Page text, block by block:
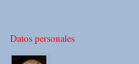
Datos personales